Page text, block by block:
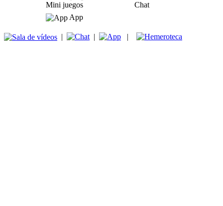
Mini juegos
Chat
App
| | |